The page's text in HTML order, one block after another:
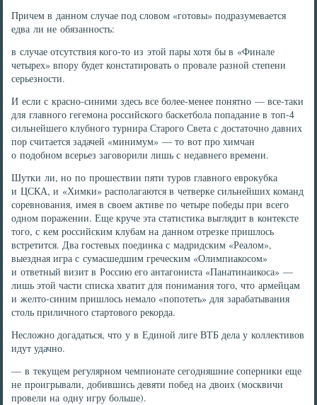
Причем в данном случае под словом «готовы» подразумевается
едва ли не обязанность:
в случае отсутствия кого-то из этой пары хотя бы в «Финале
четырех» впору будет констатировать о провале разной степени
серьезности.
И если с красно-синими здесь все более-менее понятно — все-таки
для главного гегемона российского баскетбола попадание в топ-4
сильнейшего клубного турнира Старого Света с достаточно давних
пор считается задачей «минимум» — то вот про химчан
о подобном всерьез заговорили лишь с недавнего времени.
Шутки ли, но по прошествии пяти туров главного еврокубка
и ЦСКА, и «Химки» располагаются в четверке сильнейших команд
соревнования, имея в своем активе по четыре победы при всего
одном поражении. Еще круче эта статистика выглядит в контексте
того, с кем российским клубам на данном отрезке пришлось
встретится. Два гостевых поединка с мадридским «Реалом»,
выездная игра с сумасшедшим греческим «Олимпиакосом»
и ответный визит в Россию его антагониста «Панатинаикоса» —
лишь этой части списка хватит для понимания того, что армейцам
и желто-синим пришлось немало «попотеть» для зарабатывания
столь приличного стартового рекорда.
Несложно догадаться, что у в Единой лиге ВТБ дела у коллективов
идут удачно.
— в текущем регулярном чемпионате сегодняшние соперники еще
не проигрывали, добившись девяти побед на двоих (москвичи
провели на одну игру больше).